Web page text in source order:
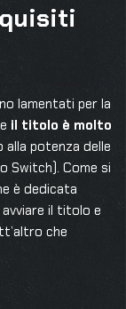
lamentati per la
il titolo è molto
potenza delle
Switch). Come si
è dedicata
il titolo e
che